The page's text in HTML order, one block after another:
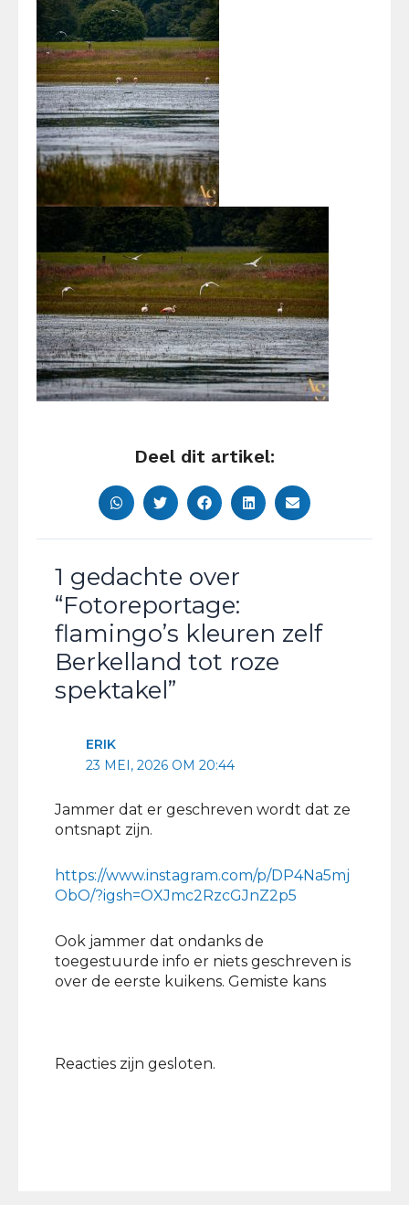
Deel dit artikel:
1 gedachte over
“Fotoreportage:
flamingo’s kleuren zelf
Berkelland tot roze
spektakel”
ERIK
23 MEI, 2026 OM 20:44
Jammer dat er geschreven wordt dat ze
ontsnapt zijn.
https://www.instagram.com/p/DP4Na5mj
ObO/?igsh=OXJmc2RzcGJnZ2p5
Ook jammer dat ondanks de
toegestuurde info er niets geschreven is
over de eerste kuikens. Gemiste kans
Reacties zijn gesloten.